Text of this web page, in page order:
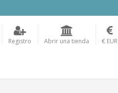
Registro Abrir una tienda € EUR